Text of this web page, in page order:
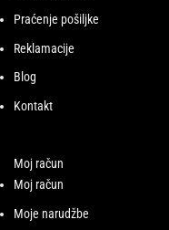
Praćenje pošiljke
Reklamacije
Blog
Kontakt
Moj račun
Moj račun
Moje narudžbe